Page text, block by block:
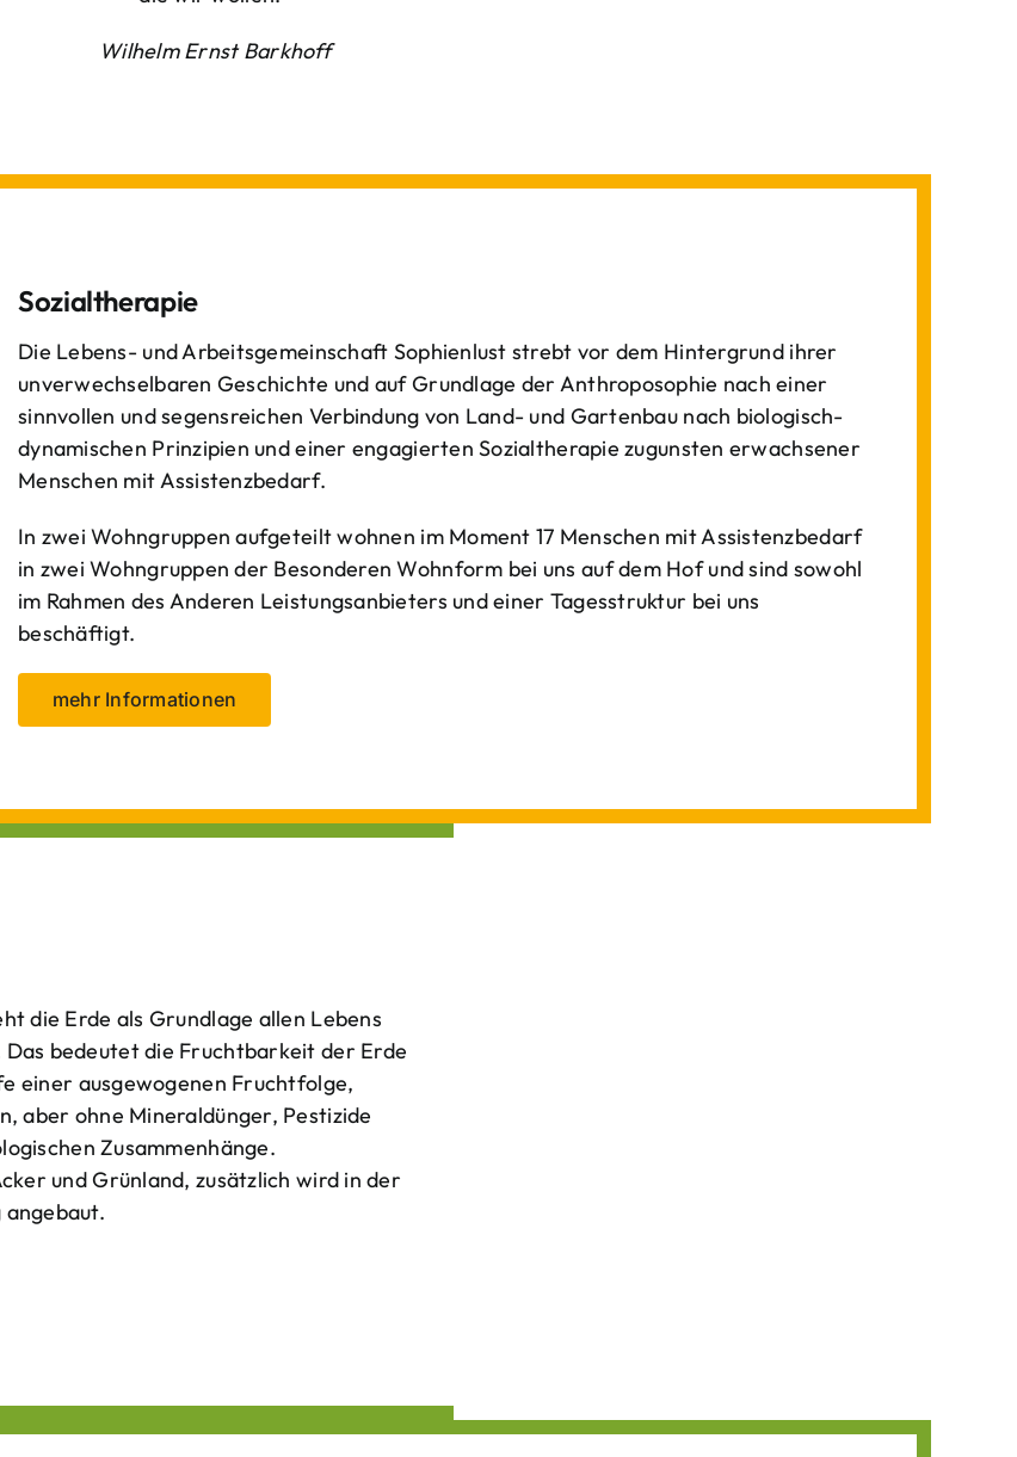
Wilhelm Ernst Barkhoff
Sozialtherapie
Die Lebens- und Arbeitsgemeinschaft Sophienlust strebt vor dem Hintergrund ihrer
unverwechselbaren Geschichte und auf Grundlage der Anthroposophie nach einer
sinnvollen und segensreichen Verbindung von Land- und Gartenbau nach biologisch-
dynamischen Prinzipien und einer engagierten Sozialtherapie zugunsten erwachsener
Menschen mit Assistenzbedarf.
In zwei Wohngruppen aufgeteilt wohnen im Moment 17 Menschen mit Assistenzbedarf
in zwei Wohngruppen der Besonderen Wohnform bei uns auf dem Hof und sind sowohl
im Rahmen des Anderen Leistungsanbieters und einer Tagesstruktur bei uns
beschäftigt.
mehr Informationen
die Erde als Grundlage allen Lebens
bedeutet die Fruchtbarkeit der Erde
einer ausgewogenen Fruchtfolge,
aber ohne Mineraldünger, Pestizide
Zusammenhänge.
und Grünland, zusätzlich wird in der